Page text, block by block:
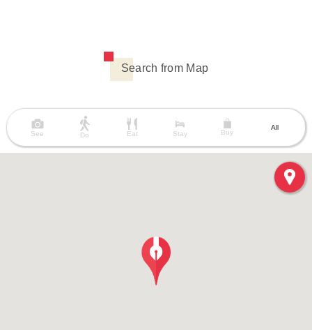
Search from Map
See Do Eat Stay Buy
All